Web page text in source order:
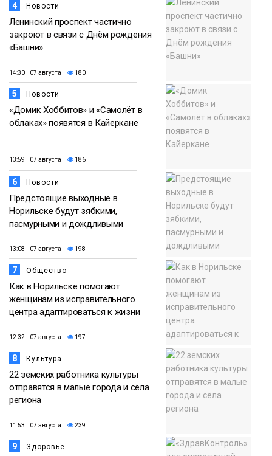
4 Новости
Ленинский проспект частично
закроют в связи с Днём рождения
«Башни»
14:30 07 августа 180
5 Новости
«Домик Хоббитов» и «Самолёт в
облаках» появятся в Кайеркане
13:59 07 августа 186
6 Новости
Предстоящие выходные в
Норильске будут зябкими,
пасмурными и дождливыми
13:08 07 августа 198
7 Общество
Как в Норильске помогают
женщинам из исправительного
центра адаптироваться к жизни
12:32 07 августа 197
8 Культура
22 земских работника культуры
отправятся в малые города и сёла
региона
11:53 07 августа 239
9 Здоровье